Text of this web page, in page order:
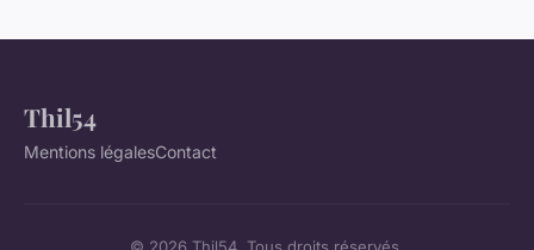
Thil54
Mentions légalesContact
© 2026 Thil54. Tous droits réservés.